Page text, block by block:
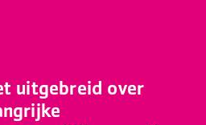
uitgebreid over